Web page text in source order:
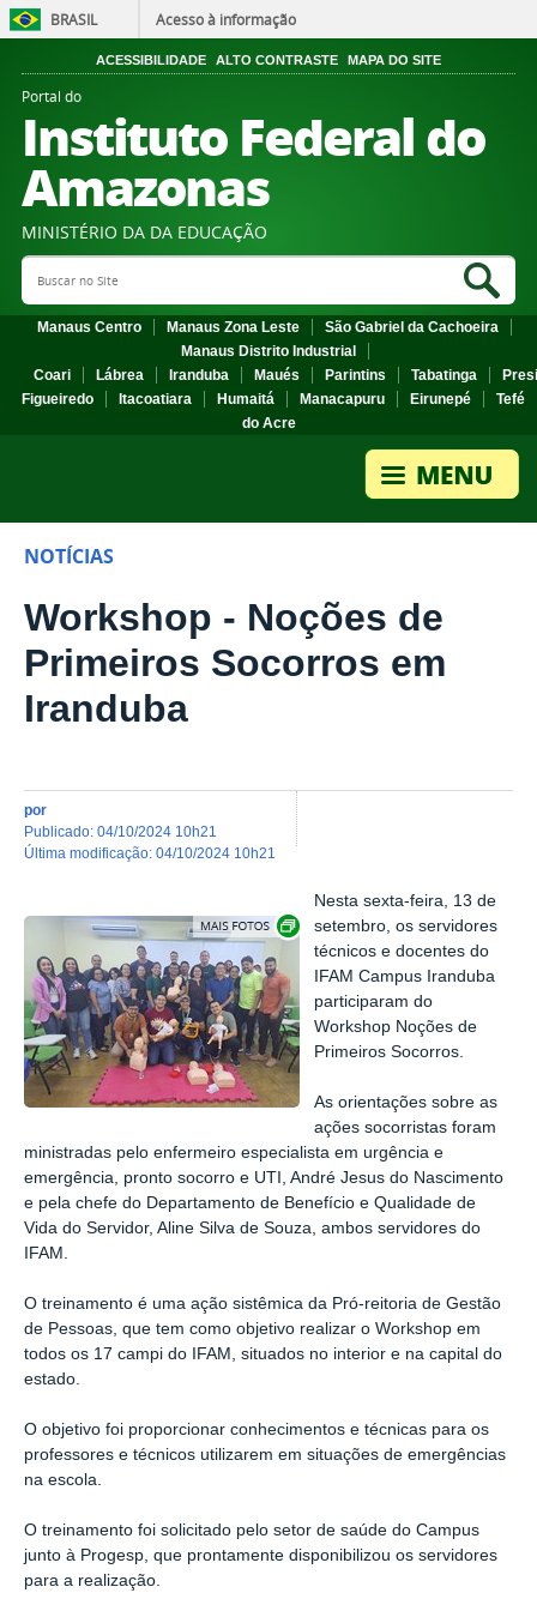
BRASIL Acesso à informação
ACESSIBILIDADE ALTO CONTRASTE MAPA DO SITE
Portal do
Instituto Federal do
Amazonas
MINISTÉRIO DA DA EDUCAÇÃO
Search Site
Manaus Centro Manaus Zona Leste
São Gabriel da Cachoeira
Manaus Distrito Industrial
Coari
Lábrea Iranduba Maués Parintins Tabatinga
Figueiredo
Itacoatiara Humaitá Manacapuru Eirunepé
Tefé
do Acre
NOTÍCIAS
Workshop - Noções de
Primeiros Socorros em
Iranduba
por
publicado: 04/10/2024 10h21
última modificação: 04/10/2024 10h21
Show image carousel
Nesta sexta-feira, 13 de
setembro, os servidores
técnicos e docentes do
IFAM Campus Iranduba
participaram do
Workshop Noções de
Primeiros Socorros.
As orientações sobre as
ações socorristas foram
ministradas pelo enfermeiro especialista em urgência e
emergência, pronto socorro e UTI, André Jesus do Nascimento
e pela chefe do Departamento de Benefício e Qualidade de
Vida do Servidor, Aline Silva de Souza, ambos servidores do
IFAM.
O treinamento é uma ação sistêmica da Pró-reitoria de Gestão
de Pessoas, que tem como objetivo realizar o Workshop em
todos os 17 campi do IFAM, situados no interior e na capital do
estado.
O objetivo foi proporcionar conhecimentos e técnicas para os
professores e técnicos utilizarem em situações de emergências
na escola.
O treinamento foi solicitado pelo setor de saúde do Campus
junto à Progesp, que prontamente disponibilizou os servidores
para a realização.